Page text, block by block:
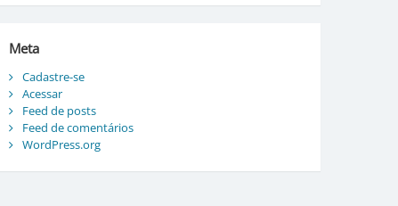
Meta
Cadastre-se
Acessar
Feed de posts
Feed de comentários
WordPress.org